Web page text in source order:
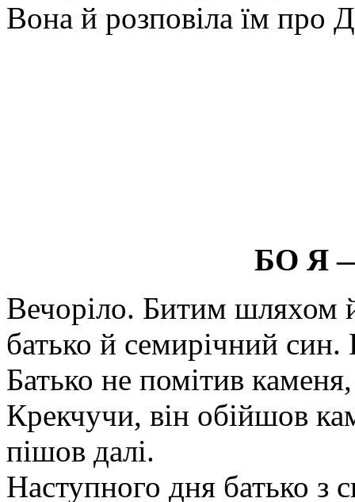
Вона й розповіла їм про
БО Я
Вечоріло. Битим
батько й семирічний
Батько не помітив
Крекчучи, він обійшов
пішов далі.
Наступного дня батько